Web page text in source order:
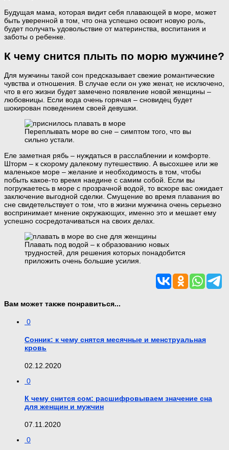
Будущая мама, которая видит себя плавающей в море, может
быть уверенной в том, что она успешно освоит новую роль,
будет получать удовольствие от материнства, воспитания и
заботы о ребенке.
К чему снится плыть по морю мужчине?
Для мужчины такой сон предсказывает свежие романтические
чувства и отношения. В случае если он уже женат, не исключено,
что в его жизни будет замечено появление новой женщины –
любовницы. Если вода очень горячая – сновидец будет
шокирован поведением своей девушки.
Переплывать море во сне – симптом того, что вы
сильно устали.
Еле заметная рябь – нуждаться в расслаблении и комфорте.
Шторм – к скорому далекому путешествию. А высохшее или же
маленькое море – желание и необходимость в том, чтобы
побыть какое-то время наедине с самим собой. Если вы
погружаетесь в море с прозрачной водой, то вскоре вас ожидает
заключение выгодной сделки. Смущение во время плавания во
сне свидетельствует о том, что в жизни мужчина очень серьезно
воспринимает мнение окружающих, именно это и мешает ему
успешно сосредотачиваться на своих делах.
Плавать под водой – к образованию новых
трудностей, для решения которых понадобится
приложить очень большие усилия.
Вам может также понравиться...
0
Сонник: к чему снятся месячные и менструальная
кровь
02.12.2020
0
К чему снится сом: расшифровываем значение сна
для женщин и мужчин
07.11.2020
0